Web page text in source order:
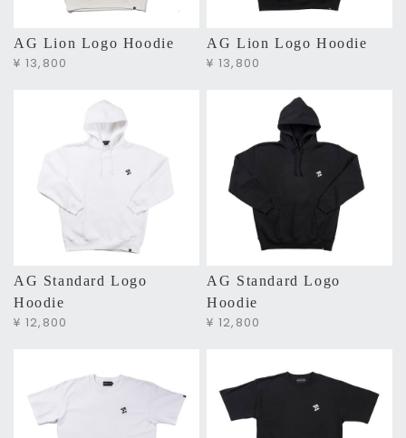
AG Lion Logo Hoodie
¥ 13,800
AG Lion Logo Hoodie
¥ 13,800
AG Standard Logo
Hoodie
¥ 12,800
AG Standard Logo
Hoodie
¥ 12,800